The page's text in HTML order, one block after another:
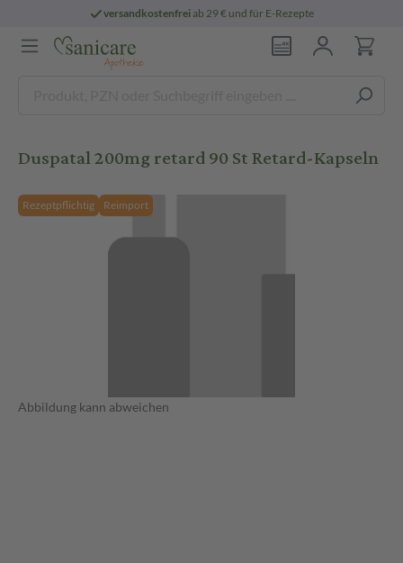
versandkostenfreiab 29 € und für E-Rezepte
Duspatal 200mg retard 90 St Retard-Kapseln
Rezeptpflichtig Reimport
Abbildung kann abweichen